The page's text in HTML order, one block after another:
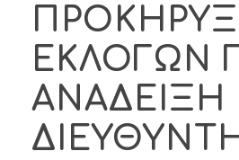
ΕΚΛΟΓΩΝ
ΑΝΑΔΕΙΞΗ